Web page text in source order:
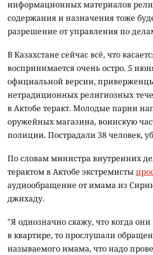
информационных материалов
содержания и назначения тоже
разрешение от управления по
В Казахстане сейчас всё, что
воспринимается очень остро. 5
официальной версии,
нетрадиционных религиозных
в Актобе теракт. Молодые парни
оружейных магазина, воинскую
полиции. Пострадали 38 человек,
По словам министра внутренних
терактом в Актобе экстремисты
аудиообращение от имама из
джихаду.
"Я однозначно скажу, что когда они
в квартире, то прослушали
называемого имама, что надо